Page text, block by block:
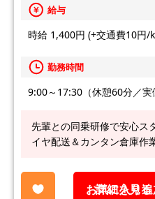
給与
時給 1,400円 (+交通費10円/
勤務時間
9:00～17:30（休憩60分／実
先輩との同乗研修で安心
イヤ配送＆カンタン倉庫作
お気に入り
詳細を見る